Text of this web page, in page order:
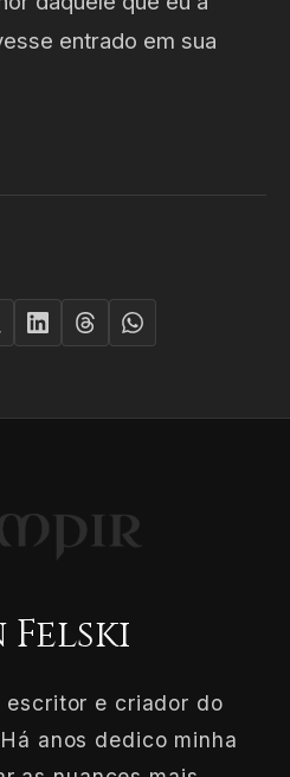
entrado em sua
Felski
escritor e criador do
anos dedico minha